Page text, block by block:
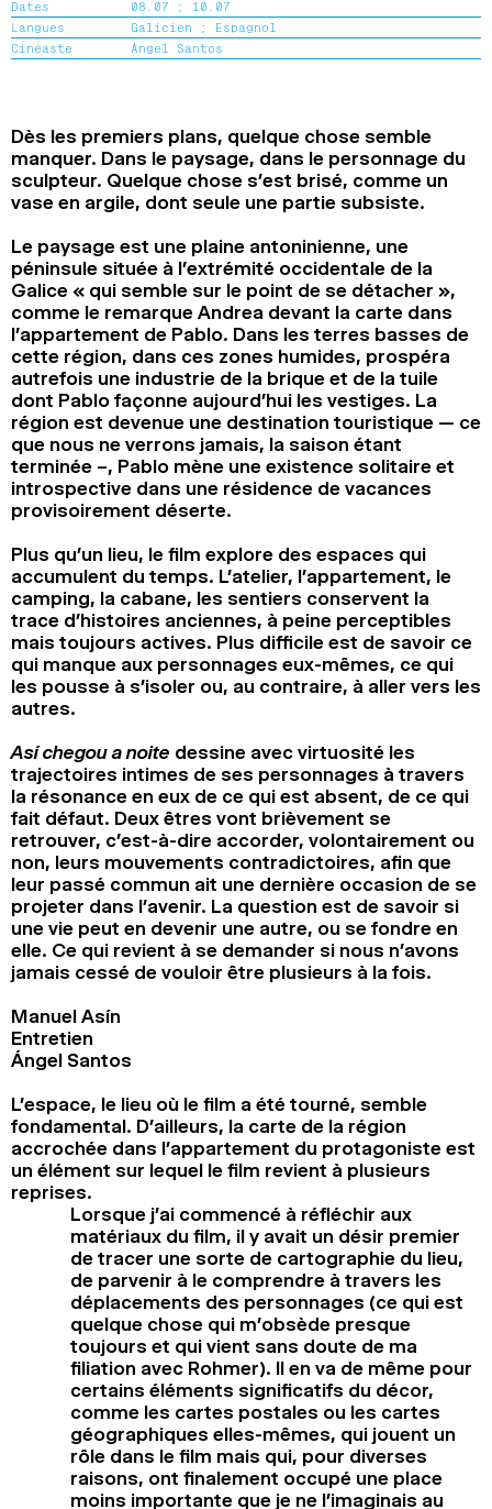
2024
2022
2020
2018
Dates
08.07 ; 10.07
Langues
Galicien ; Espagnol
Cinéaste
Ángel Santos
Dès les premiers plans, quelque chose semble
manquer. Dans le paysage, dans le personnage du
sculpteur. Quelque chose s’est brisé, comme un
vase en argile, dont seule une partie subsiste.
Le paysage est une plaine antoninienne, une
péninsule située à l’extrémité occidentale de la
Galice « qui semble sur le point de se détacher »,
comme le remarque Andrea devant la carte dans
l’appartement de Pablo. Dans les terres basses de
cette région, dans ces zones humides, prospéra
autrefois une industrie de la brique et de la tuile
dont Pablo façonne aujourd’hui les vestiges. La
région est devenue une destination touristique — ce
que nous ne verrons jamais, la saison étant
terminée –, Pablo mène une existence solitaire et
introspective dans une résidence de vacances
provisoirement déserte.
Plus qu’un lieu, le film explore des espaces qui
accumulent du temps. L’atelier, l’appartement, le
camping, la cabane, les sentiers conservent la
trace d’histoires anciennes, à peine perceptibles
mais toujours actives. Plus difficile est de savoir ce
qui manque aux personnages eux-mêmes, ce qui
les pousse à s’isoler ou, au contraire, à aller vers les
autres.
Así chegou a noite dessine avec virtuosité les
trajectoires intimes de ses personnages à travers
la résonance en eux de ce qui est absent, de ce qui
fait défaut. Deux êtres vont brièvement se
retrouver, c’est-à-dire accorder, volontairement ou
non, leurs mouvements contradictoires, afin que
leur passé commun ait une dernière occasion de se
projeter dans l’avenir. La question est de savoir si
une vie peut en devenir une autre, ou se fondre en
elle. Ce qui revient à se demander si nous n’avons
jamais cessé de vouloir être plusieurs à la fois.
Manuel Asín
Entretien
Ángel Santos
L’espace, le lieu où le film a été tourné, semble
fondamental. D’ailleurs, la carte de la région
accrochée dans l’appartement du protagoniste est
un élément sur lequel le film revient à plusieurs
reprises.
Lorsque j’ai commencé à réfléchir aux
matériaux du film, il y avait un désir premier
de tracer une sorte de cartographie du lieu,
de parvenir à le comprendre à travers les
déplacements des personnages (ce qui est
quelque chose qui m’obsède presque
toujours et qui vient sans doute de ma
filiation avec Rohmer). Il en va de même pour
certains éléments significatifs du décor,
comme les cartes postales ou les cartes
géographiques elles-mêmes, qui jouent un
rôle dans le film mais qui, pour diverses
raisons, ont finalement occupé une place
moins importante que je ne l’imaginais au